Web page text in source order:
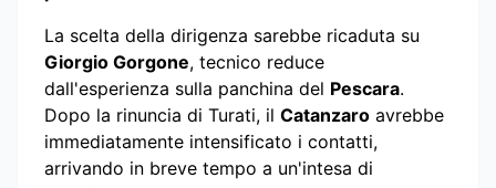
La scelta della dirigenza sarebbe ricaduta su
Giorgio Gorgone, tecnico reduce
dall'esperienza sulla panchina del Pescara.
Dopo la rinuncia di Turati, il Catanzaro avrebbe
immediatamente intensificato i contatti,
arrivando in breve tempo a un'intesa di